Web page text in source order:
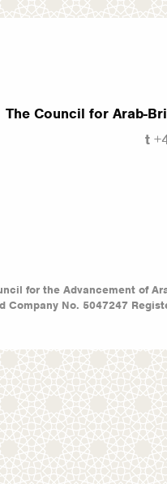
The Council for Arab-
t
for the Advancement of
Company No. 5047247